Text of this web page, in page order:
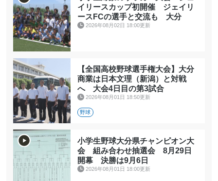
イリースカップ初開催 ジェイリ
ースFCの選手と交流も 大分
2026年08月02日 18:00更新
【全国高校野球選手権大会】大分
商業は日本文理（新潟）と対戦
へ 大会4日目の第3試合
2026年08月01日 18:50更新
野球
小学生野球大分県チャンピオン大
会 組み合わせ抽選会 8月29日
開幕 決勝は9月6日
2026年08月01日 18:00更新